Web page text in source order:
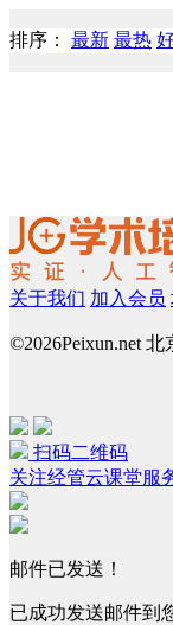
排序： 最新 最热
关于我们 加入会员
©2026Peixun.net
扫码二维码
关注经管云课堂服
邮件已发送！
已成功发送邮件到